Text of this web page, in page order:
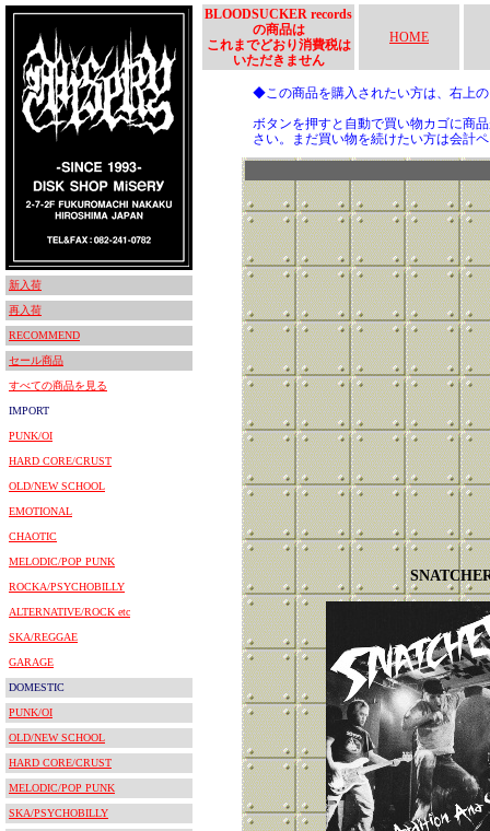
新入荷
再入荷
RECOMMEND
セール商品
すべての商品を見る
IMPORT
PUNK/OI
HARD CORE/CRUST
OLD/NEW SCHOOL
EMOTIONAL
CHAOTIC
MELODIC/POP PUNK
ROCKA/PSYCHOBILLY
ALTERNATIVE/ROCK etc
SKA/REGGAE
GARAGE
DOMESTIC
PUNK/OI
OLD/NEW SCHOOL
HARD CORE/CRUST
MELODIC/POP PUNK
SKA/PSYCHOBILLY
BLOODSUCKER records
の商品は
これまでどおり消費税は
いただきません
HOME
◆この商品を購入されたい方は、右上
ボタンを押すと自動で買い物カゴに商
さい。まだ買い物を続けたい方は会計